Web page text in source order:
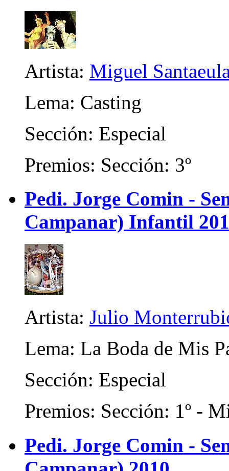
Artista: Miguel
Lema: Casting
Sección: Especial
Premios: Sección: 3º
Pedi. Jorge Comin -
Campanar) Infantil
Artista: Julio
Lema: La Boda de Mis
Sección: Especial
Premios: Sección: 1º -
Pedi. Jorge Comin -